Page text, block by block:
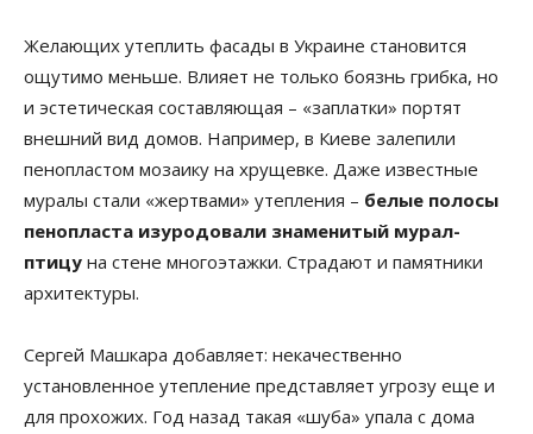
Желающих утеплить фасады в Украине становится
ощутимо меньше. Влияет не только боязнь грибка, но
и эстетическая составляющая – «заплатки» портят
внешний вид домов. Например, в Киеве залепили
пенопластом мозаику на хрущевке. Даже известные
муралы стали «жертвами» утепления – белые полосы
пенопласта изуродовали знаменитый мурал-
птицу на стене многоэтажки. Страдают и памятники
архитектуры.
Сергей Машкара добавляет: некачественно
установленное утепление представляет угрозу еще и
для прохожих. Год назад такая «шуба» упала с дома